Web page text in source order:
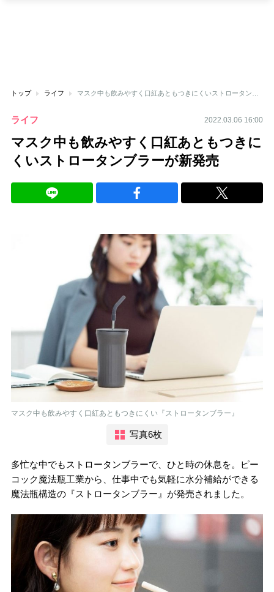
トップ ライフ
ライフ 2022.03.06 16:00
マスク中も飲みやすく口紅あともつきに
くいストロータンブラーが新発売
マスク中も飲みやすく口紅あともつきにくい『ストロータンブラー』
写真6枚
多忙な中でもストロータンブラーで、ひと時の休息を。ピー
コック魔法瓶工業から、仕事中でも気軽に水分補給ができる
魔法瓶構造の『ストロータンブラー』が発売されました。